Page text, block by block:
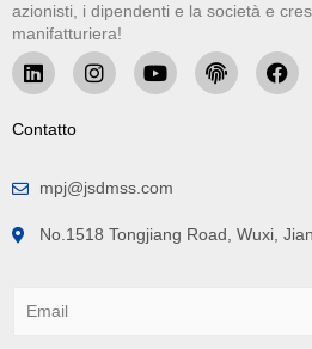
azionisti, i dipendenti e la società e
manifatturiera!
Contatto
mpj@jsdmss.com
No.1518 Tongjiang Road, Wuxi,